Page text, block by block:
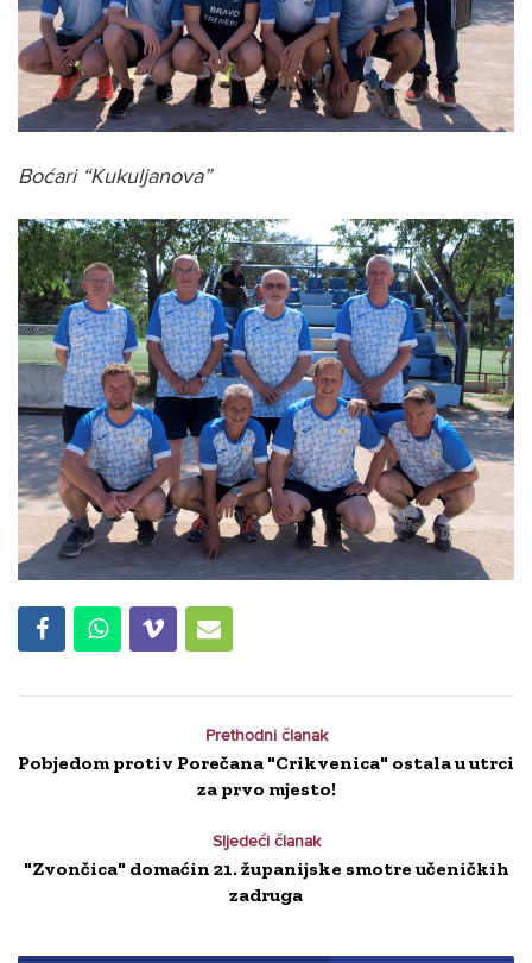
Boćari “Kukuljanova”
Prethodni članak
Pobjedom protiv Porečana "Crikvenica" ostala u utrci
za prvo mjesto!
Sljedeći članak
"Zvončica" domaćin 21. županijske smotre učeničkih
zadruga